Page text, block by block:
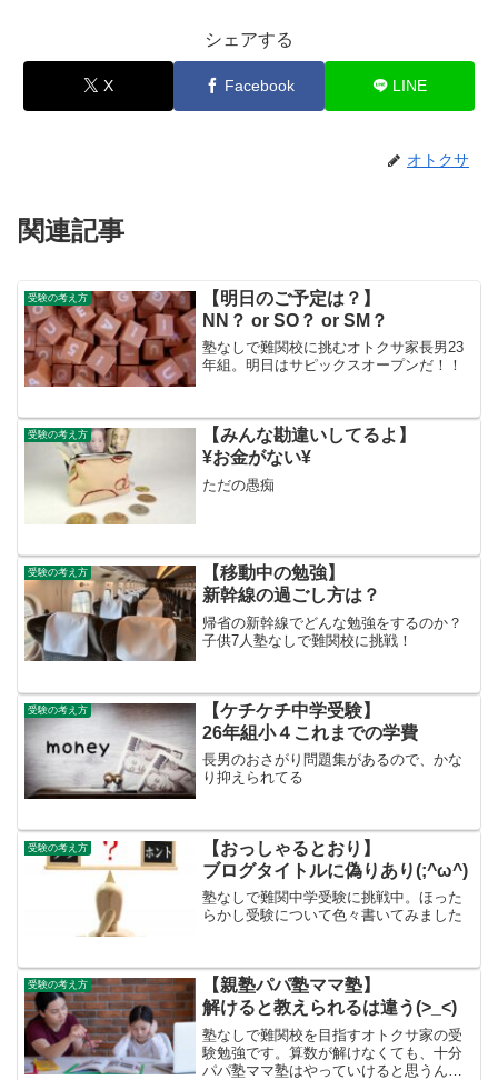
シェアする
X Facebook LINE
オトクサ
関連記事
受験の考え方
【明日のご予定は？】
NN？ or SO？ or SM？
塾なしで難関校に挑むオトクサ家長男23
年組。明日はサピックスオープンだ！！
受験の考え方
【みんな勘違いしてるよ】
¥お金がない¥
ただの愚痴
受験の考え方
【移動中の勉強】
新幹線の過ごし方は？
帰省の新幹線でどんな勉強をするのか？
子供7人塾なしで難関校に挑戦！
受験の考え方
【ケチケチ中学受験】
26年組小４これまでの学費
長男のおさがり問題集があるので、かな
り抑えられてる
受験の考え方
【おっしゃるとおり】
ブログタイトルに偽りあり(;^ω^)
塾なしで難関中学受験に挑戦中。ほった
らかし受験について色々書いてみました
受験の考え方
【親塾パパ塾ママ塾】
解けると教えられるは違う(>_<)
塾なしで難関校を目指すオトクサ家の受
験勉強です。算数が解けなくても、十分
パパ塾ママ塾はやっていけると思うんで